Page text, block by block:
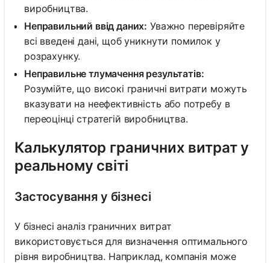
виробництва.
Неправильний ввід даних: Уважно перевіряйте
всі введені дані, щоб уникнути помилок у
розрахунку.
Неправильне тлумачення результатів:
Розумійте, що високі граничні витрати можуть
вказувати на неефективність або потребу в
переоцінці стратегій виробництва.
Калькулятор граничних витрат у
реальному світі
Застосування у бізнесі
У бізнесі аналіз граничних витрат
використовується для визначення оптимального
рівня виробництва. Наприклад, компанія може